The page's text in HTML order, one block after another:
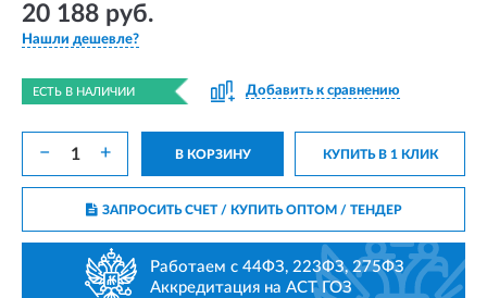
20 188 руб.
Нашли дешевле?
ЕСТЬ В НАЛИЧИИ Добавить к сравнению
− + В КОРЗИНУ КУПИТЬ В 1 КЛИК
ЗАПРОСИТЬ СЧЕТ / КУПИТЬ ОПТОМ/ ТЕНДЕР
Работаем с 44ФЗ, 223ФЗ, 275ФЗ
Аккредитация на АСТ ГОЗ